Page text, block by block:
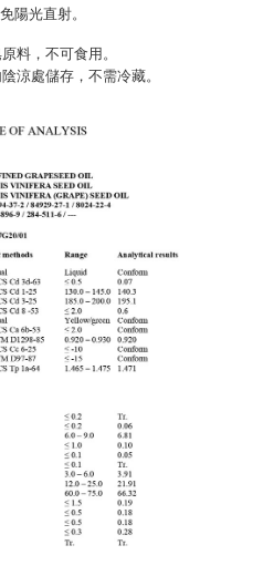
陽光直射。
料，不可食用。
涼處儲存，不需冷藏。